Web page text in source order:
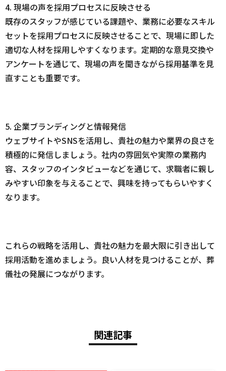
4. 現場の声を採用プロセスに反映させる
既存のスタッフが感じている課題や、業務に必要なスキル
セットを採用プロセスに反映させることで、現場に即した
適切な人材を採用しやすくなります。定期的な意見交換や
アンケートを通じて、現場の声を聞きながら採用基準を見
直すことも重要です。
5. 企業ブランディングと情報発信
ウェブサイトやSNSを活用し、貴社の魅力や業界の良さを
積極的に発信しましょう。社内の雰囲気や実際の業務内
容、スタッフのインタビューなどを通じて、求職者に親し
みやすい印象を与えることで、興味を持ってもらいやすく
なります。
これらの戦略を活用し、貴社の魅力を最大限に引き出して
採用活動を進めましょう。良い人材を見つけることが、葬
儀社の発展につながります。
関連記事